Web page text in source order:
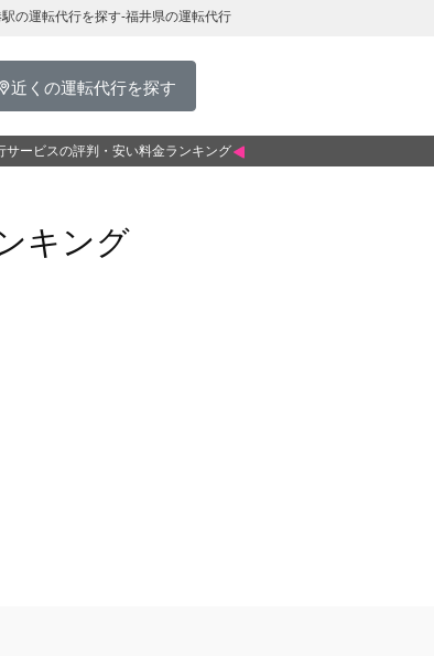
の運転代行を探す-福井県の運転代行
近くの運転代行を探す
サービスの評判・安い料金ランキング
キング